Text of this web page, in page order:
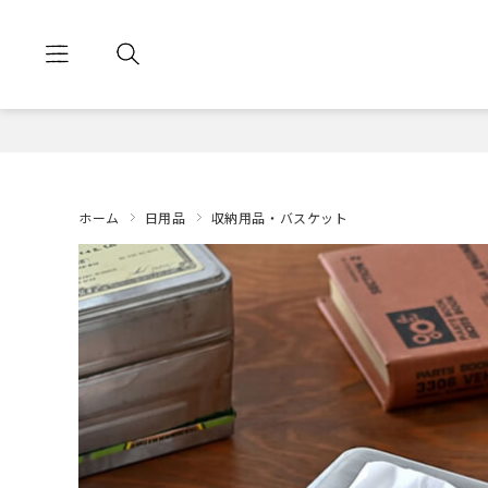
ホーム 日用品 収納用品・バスケット